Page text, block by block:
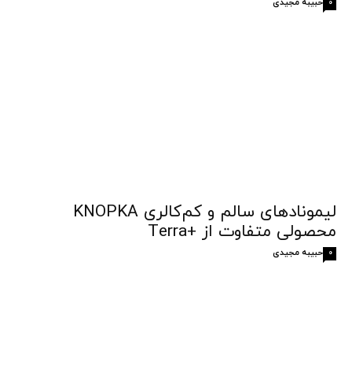
0
لیمونادهای سالم و کم‌کالری KNOPKA
محصولی متفاوت از +Terra
حبیبه مجیدی 0